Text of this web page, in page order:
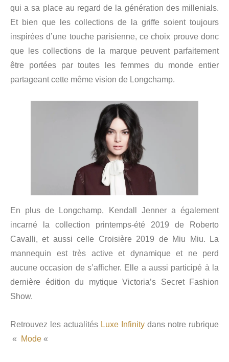
qui a sa place au regard de la génération des millenials.
Et bien que les collections de la griffe soient toujours
inspirées d’une touche parisienne, ce choix prouve donc
que les collections de la marque peuvent parfaitement
être portées par toutes les femmes du monde entier
partageant cette même vision de Longchamp.
En plus de Longchamp, Kendall Jenner a également
incarné la collection printemps-été 2019 de Roberto
Cavalli, et aussi celle Croisière 2019 de Miu Miu. La
mannequin est très active et dynamique et ne perd
aucune occasion de s’afficher. Elle a aussi participé à la
dernière édition du mytique Victoria’s Secret Fashion
Show.
Retrouvez les actualités Luxe Infinity dans notre rubrique
«
Mode «